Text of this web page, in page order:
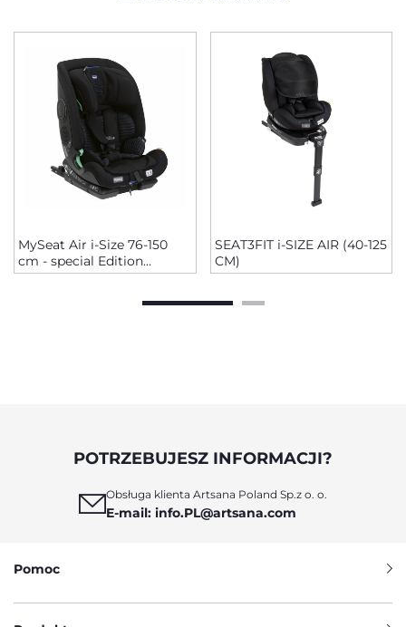
MySeat Air i-Size 76-150
cm - special Edition
"Zip&Wash"
SEAT3FIT i-SIZE AIR (40-125
CM)
POTRZEBUJESZ INFORMACJI?
Obsługa klienta Artsana Poland Sp.z o. o.
E-mail: info.PL@artsana.com
Pomoc